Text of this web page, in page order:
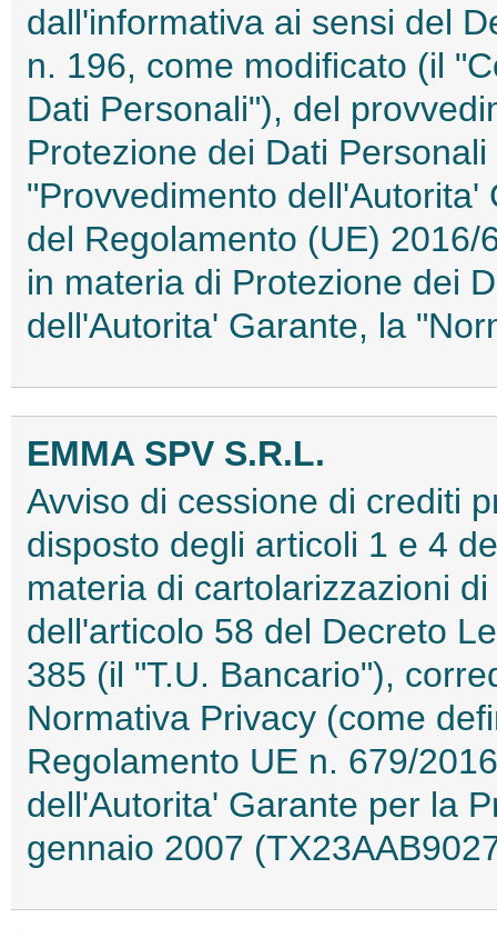
dall'informativa ai sensi del
n. 196, come modificato (il
Dati Personali"), del
Protezione dei Dati
"Provvedimento
del Regolamento (UE)
in materia di Protezione dei
dell'Autorita' Garante, la
EMMA SPV S.R.L.
Avviso di cessione di crediti
disposto degli articoli 1 e 4
materia di cartolarizzazioni
dell'articolo 58 del Decreto
385 (il "T.U. Bancario"),
Normativa Privacy (come
Regolamento UE n. 679/
dell'Autorita' Garante per la
gennaio 2007